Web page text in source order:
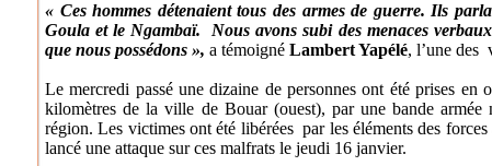
« Ces hommes détenaient tous des armes de guerre. Ils
Goula et le Ngambaï. Nous avons subi des menaces
que nous possédons », a témoigné Lambert Yapélé, l’une des
Le mercredi passé une dizaine de personnes ont été prises en
kilomètres de la ville de Bouar (ouest), par une bande
région. Les victimes ont été libérées par les éléments des
lancé une attaque sur ces malfrats le jeudi 16 janvier.